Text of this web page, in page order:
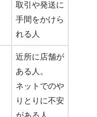
取引や発送に
手間をかけら
れる人
近所に店舗が
ある人。
ネットでのや
りとりに不安
がある人。